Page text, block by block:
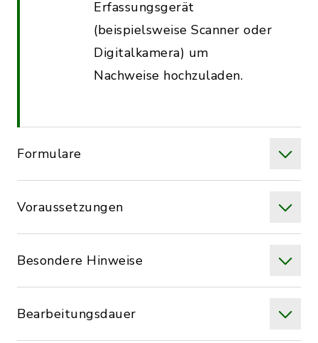
Erfassungsgerät
(beispielsweise Scanner oder
Digitalkamera) um
Nachweise hochzuladen.
Formulare
Voraussetzungen
Besondere Hinweise
Bearbeitungsdauer